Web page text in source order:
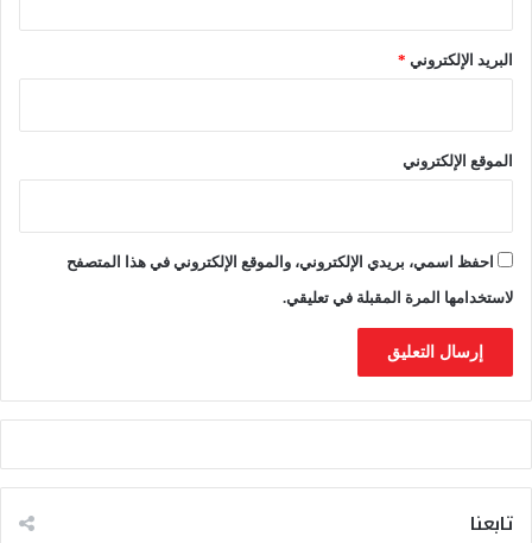
البريد الإلكتروني *
الموقع الإلكتروني
احفظ اسمي، بريدي الإلكتروني، والموقع الإلكتروني في هذا المتصفح
لاستخدامها المرة المقبلة في تعليقي.
تابعنا